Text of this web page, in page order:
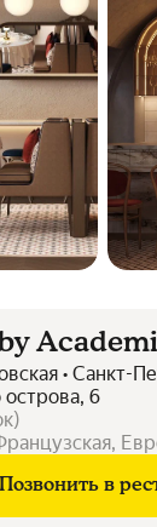
• Санкт-
острова, 6
)
Позвонить в